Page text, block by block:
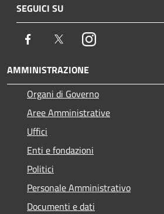
SEGUICI SU
Facebook TwitterInstagram
AMMINISTRAZIONE
Organi di Governo
Aree Amministrative
Uffici
Enti e fondazioni
Politici
Personale Amministrativo
Documenti e dati